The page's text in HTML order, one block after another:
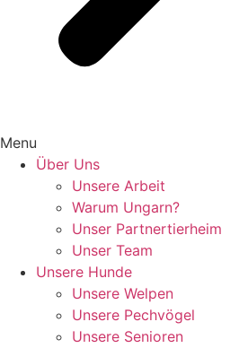
Menu
Über Uns
Unsere Arbeit
Warum Ungarn?
Unser Partnertierheim
Unser Team
Unsere Hunde
Unsere Welpen
Unsere Pechvögel
Unsere Senioren